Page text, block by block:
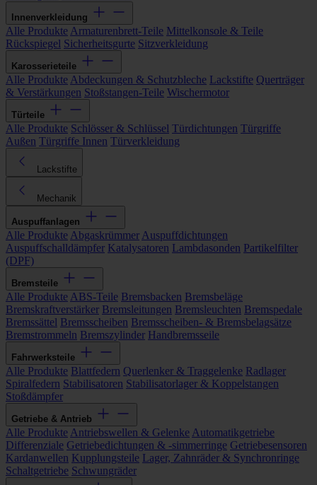
Innenverkleidung
Alle Produkte Armaturenbrett-Teile Mittelkonsole & Teile
Rückspiegel Sicherheitsgurte Sitzverkleidung
Karosserieteile
Alle Produkte Abdeckungen & Schutzbleche Lackstifte Querträger
& Verstärkungen Stoßstangen-Teile Wischermotor
Türteile
Alle Produkte Schlösser & Schlüssel Türdichtungen Türgriffe
Außen Türgriffe Innen Türverkleidung
Lackstifte
Mechanik
Auspuffanlagen
Alle Produkte Abgaskrümmer Auspuffdichtungen
Auspuffschalldämpfer Katalysatoren Lambdasonden Partikelfilter
(DPF)
Bremsteile
Alle Produkte ABS-Teile Bremsbacken Bremsbeläge
Bremskraftverstärker Bremsleitungen Bremsleuchten Bremspedale
Bremssättel Bremsscheiben Bremsscheiben- & Bremsbelagsätze
Bremstrommeln Bremszylinder Handbremsseile
Fahrwerksteile
Alle Produkte Blattfedern Querlenker & Traggelenke Radlager
Spiralfedern Stabilisatoren Stabilisatorlager & Koppelstangen
Stoßdämpfer
Getriebe & Antrieb
Alle Produkte Antriebswellen & Gelenke Automatikgetriebe
Differenziale Getriebedichtungen & -simmerringe Getriebesensoren
Kardanwellen Kupplungsteile Lager, Zahnräder & Synchronringe
Schaltgetriebe Schwungräder